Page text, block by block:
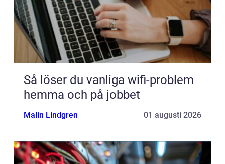
Så löser du vanliga wifi-problem
hemma och på jobbet
Malin Lindgren 01 augusti 2026